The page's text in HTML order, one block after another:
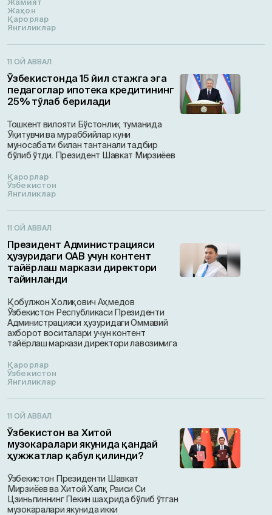
Жамият
Жаҳон
Қарорлар
Янгиликлар
11 ОЙ АВВАЛ
Ўзбекистонда 15 йил стажга эга
педагоглар ипотека кредитининг
25% тўлаб берилади
Тошкент вилояти Бўстонлиқ туманида
Ўқитувчи ва мураббийлар куни
муносабати билан тантанали тадбир
бўлиб ўтди. Президент Шавкат Мирзиёев
Қарорлар
Ўзбекистон
Янгиликлар
11 ОЙ АВВАЛ
Президент Администрацияси
ҳузуридаги ОАВ учун контент
тайёрлаш маркази директори
тайинланди
Қобулжон Холиқович Аҳмедов
Ўзбекистон Республикаси Президенти
Администрацияси ҳузуридаги Оммавий
ахборот воситалари учун контент
тайёрлаш маркази директори лавозимига
Қарорлар
Ўзбекистон
Янгиликлар
11 ОЙ АВВАЛ
Ўзбекистон ва Хитой
музокаралари якунида қандай
ҳужжатлар қабул қилинди?
Ўзбекистон Президенти Шавкат
Мирзиёев ва Хитой Халқ Раиси Си
Цзиньпиннинг Пекин шаҳрида бўлиб ўтган
музокаралари якунида икки